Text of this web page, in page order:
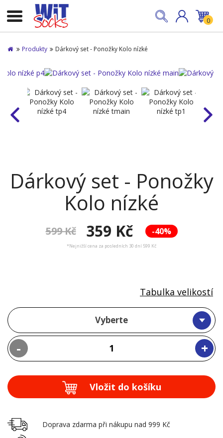
0
Produkty Dárkový set - Ponožky Kolo nízké
Dárkový set - Ponožky
Kolo nízké
-40%
599 Kč 359 Kč
*Nejnižší cena za posledních 30 dní 599 Kč
Vyberte
- +
Tabulka velikostí
Vložit do košíku
Doprava zdarma při nákupu nad 999 Kč